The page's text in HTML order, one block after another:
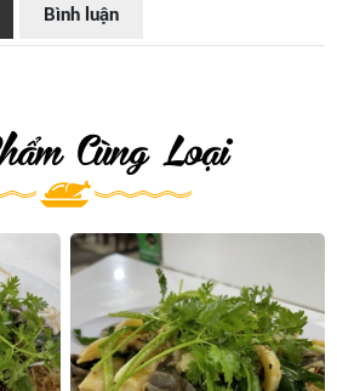
Bình luận
Cùng Loại